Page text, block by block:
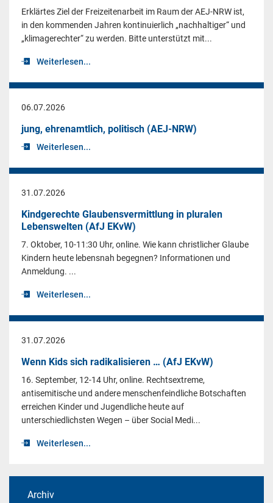
Erklärtes Ziel der Freizeitenarbeit im Raum der AEJ-NRW ist,
in den kommenden Jahren kontinuierlich „nachhaltiger“ und
„klimagerechter“ zu werden. Bitte unterstützt mit...
Weiterlesen...
06.07.2026
jung, ehrenamtlich, politisch (AEJ-NRW)
Weiterlesen...
31.07.2026
Kindgerechte Glaubensvermittlung in pluralen
Lebenswelten (AfJ EKvW)
7. Oktober, 10-11:30 Uhr, online. Wie kann christlicher Glaube
Kindern heute lebensnah begegnen? Informationen und
Anmeldung. ...
Weiterlesen...
31.07.2026
Wenn Kids sich radikalisieren … (AfJ EKvW)
16. September, 12-14 Uhr, online. Rechtsextreme,
antisemitische und andere menschenfeindliche Botschaften
erreichen Kinder und Jugendliche heute auf
unterschiedlichsten Wegen – über Social Medi...
Weiterlesen...
Archiv